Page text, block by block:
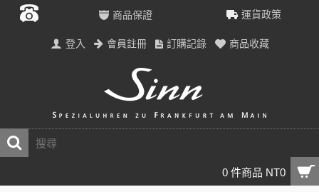
商品保證 運貨政策
登入 會員註冊 訂購記錄 商品收藏
0 件商品 NT0